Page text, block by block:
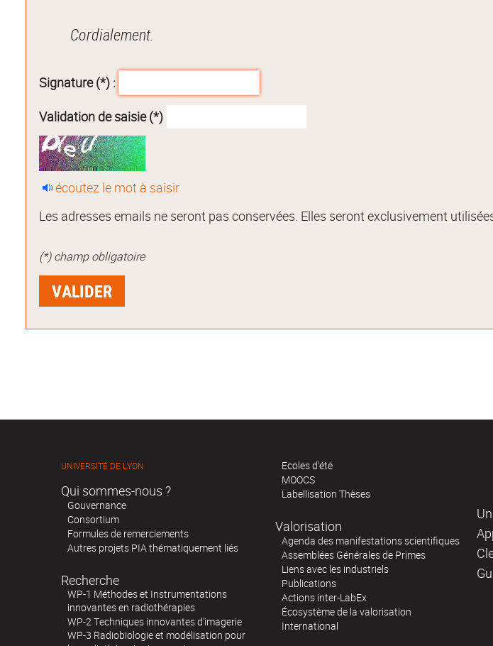
Cordialement.
Signature (*) :
Validation de saisie (*)
écoutez le mot à saisir
Les adresses emails ne seront pas conservées. Elles seront exclusivement
(*) champ obligatoire
UNIVERSITÉ DE LYON
Qui sommes-nous ?
Gouvernance
Consortium
Formules de remerciements
Autres projets PIA thématiquement liés
Recherche
WP-1 Méthodes et Instrumentations
innovantes en radiothérapies
WP-2 Techniques innovantes d'imagerie
WP-3 Radiobiologie et modélisation pour
Ecoles d'été
MOOCS
Labellisation Thèses
Valorisation
Agenda des manifestations scientifiques
Assemblées Générales de Primes
Liens avec les industriels
Publications
Actions inter-LabEx
Écosystème de la valorisation
International